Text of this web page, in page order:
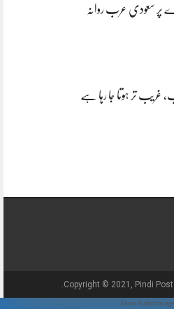
پر سعودی عرب روانہ
غریب تر ہوتا جا رہا ہے
Copyright © 2021, Pindi
// Show Author